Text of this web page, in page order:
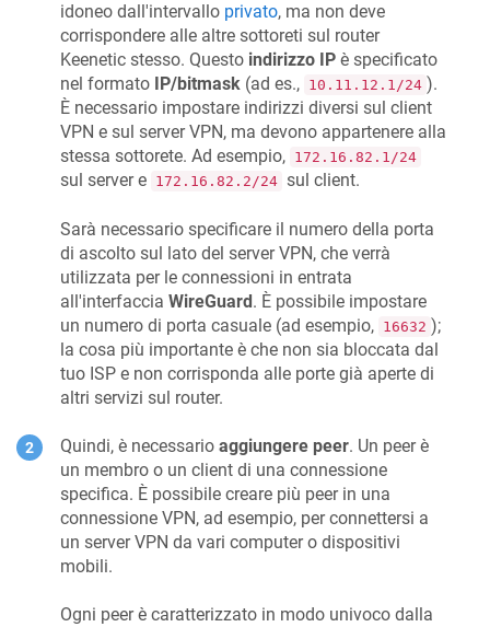
idoneo dall'intervallo privato, ma non deve
corrispondere alle altre sottoreti sul router
Keenetic stesso. Questo indirizzo IP è specificato
nel formato
IP/bitmask (ad es., 10.11.12.1/24 ).
È necessario impostare indirizzi diversi sul client
VPN e sul server VPN, ma devono appartenere alla
stessa sottorete. Ad esempio, 172.16.82.1/24
sul server e 172.16.82.2/24 sul client.
Sarà necessario specificare il numero della porta
di ascolto sul lato del server VPN, che verrà
utilizzata per le connessioni in entrata
all'interfaccia WireGuard. È possibile impostare
un numero di porta casuale (ad esempio, 16632 );
la cosa più importante è che non sia bloccata dal
tuo ISP e non corrisponda alle porte già aperte di
altri servizi sul router.
Quindi, è necessario aggiungere peer. Un peer è
un membro o un client di una connessione
specifica. È possibile creare più peer in una
connessione VPN, ad esempio, per connettersi a
un server VPN da vari computer o dispositivi
mobili.
Ogni peer è caratterizzato in modo univoco dalla